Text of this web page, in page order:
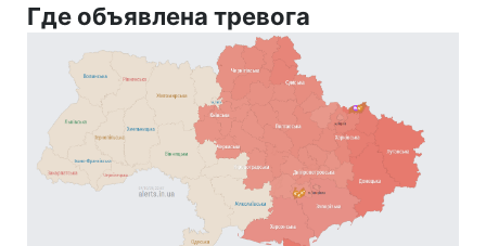
Где объявлена тревога